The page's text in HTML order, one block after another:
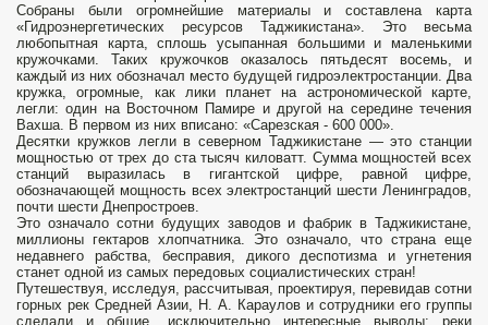
Собраны были огромнейшие материалы и составлена карта
«Гидроэнергетических ресурсов Таджикистана». Это весьма
любопытная карта, сплошь усыпанная большими и маленькими
кружочками. Таких кружочков оказалось пятьдесят восемь, и
каждый из них обозначал место будущей гидроэлектростанции. Два
кружка, огромные, как лики планет на астрономической карте,
легли: один на Восточном Памире и другой на середине течения
Вахша. В первом из них вписано: «Сарезская - 600 000».
Десятки кружков легли в северном Таджикистане — это станции
мощностью от трех до ста тысяч киловатт. Сумма мощностей всех
станций выразилась в гигантской цифре, равной цифре,
обозначающей мощность всех электростанций шести Ленинградов,
почти шести Днепростроев.
Это означало сотни будущих заводов и фабрик в Таджикистане,
миллионы гектаров хлопчатника. Это означало, что страна еще
недавнего рабства, бесправия, дикого деспотизма и угнетения
станет одной из самых передовых социалистических стран!
Путешествуя, исследуя, рассчитывая, проектируя, перевидав сотни
горных рек Средней Азии, Н. А. Караулов и сотрудники его группы
сделали и общие, исключительно интересные выводы: реки